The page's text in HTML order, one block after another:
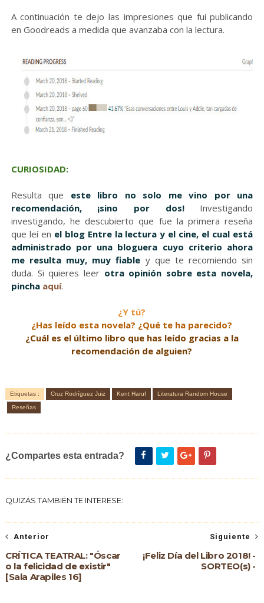
A continuación te dejo las impresiones que fui publicando
en Goodreads a medida que avanzaba con la lectura.
CURIOSIDAD:
Resulta que este libro no solo me vino por una
recomendación, ¡sino por dos!Investigando
investigando, he descubierto que fue la primera reseña
que leí en el blog Entre la lectura y el cine, el cual está
administrado por una bloguera cuyo criterio ahora
me resulta muy, muy fiable y que te recomiendo sin
duda. Si quieres leer otra opinión sobre esta novela,
pincha aquí.
¿Y tú?
¿Has leído esta novela? ¿Qué te ha parecido?
¿Cuál es el último libro que has leído gracias a la
recomendación de alguien?
Etiquetas : Cruz Rodríguez Juiz Kent Haruf Literatura Random House
Reseñas
¿Compartes esta entrada?
QUIZÁS TAMBIÉN TE INTERESE:
Siguiente
¡Feliz Día del Libro 2018! -
SORTEO(s) -
Anterior
CRÍTICA TEATRAL: "Óscar
o la felicidad de existir"
[Sala Arapiles 16]